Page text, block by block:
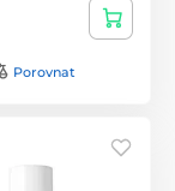
Porovnat